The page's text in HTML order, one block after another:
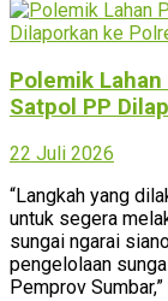
Polemik Lahan
Satpol PP
22 Juli 2026
“Langkah yang
untuk segera
sungai ngarai
pengelolaan
Pemprov